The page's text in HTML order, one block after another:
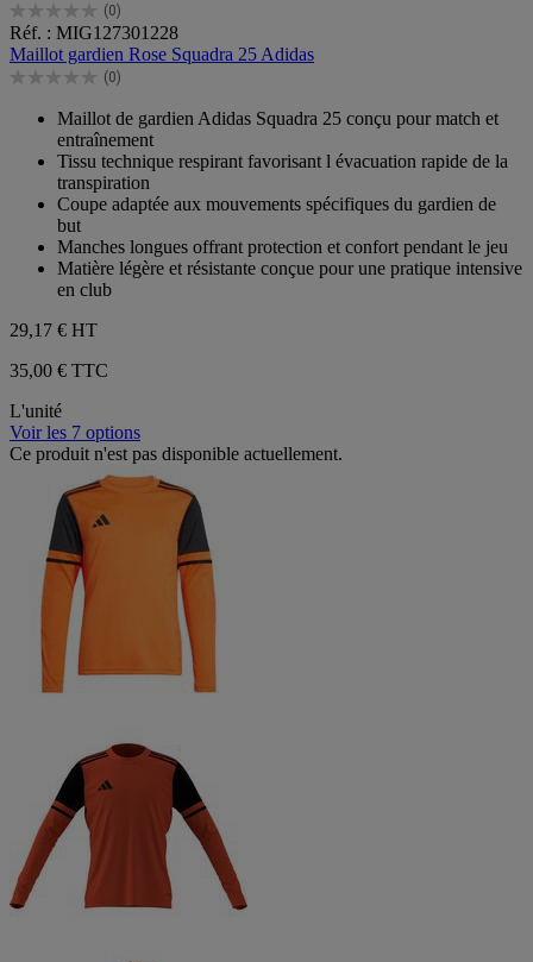
(0)
0.0
sur
5
étoiles.
Réf. : MIG127301228
Maillot gardien Rose Squadra 25 Adidas
(0)
0.0
étoiles.
Maillot de gardien Adidas Squadra 25 conçu pour match et
entraînement
Tissu technique respirant favorisant l évacuation rapide de la
transpiration
Coupe adaptée aux mouvements spécifiques du gardien de
but
Manches longues offrant protection et confort pendant le jeu
Matière légère et résistante conçue pour une pratique intensive
en club
29,17 € HT
35,00 € TTC
L'unité
Voir les 7 options
Ce produit n'est pas disponible actuellement.